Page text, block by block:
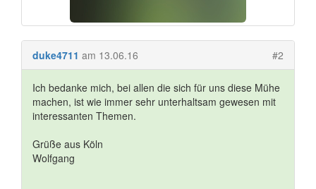
duke4711 am 13.06.16 #2
Ich bedanke mich, bei allen die sich für uns diese Mühe
machen, ist wie immer sehr unterhaltsam gewesen mit
interessanten Themen.
Grüße aus Köln
Wolfgang